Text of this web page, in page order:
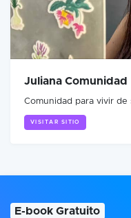
Juliana Comunidad
Comunidad para vivir
VISITAR SITIO
E-book Gratuito